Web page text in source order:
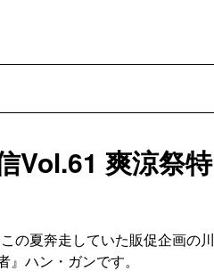
Vol.61 爽涼祭特
の夏奔走していた販促企画の川
ハン・ガンです。